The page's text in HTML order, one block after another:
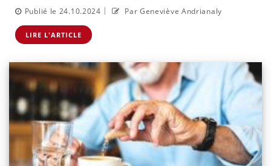
Publié le 24.10.2024 | Par Geneviève Andrianaly
LIRE L'ARTICLE